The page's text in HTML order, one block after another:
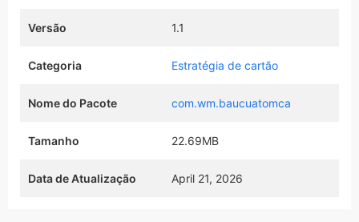
Versão 1.1
Categoria Estratégia de cartão
Nome do Pacote com.wm.baucuatomca
Tamanho 22.69MB
Data de Atualização April 21, 2026